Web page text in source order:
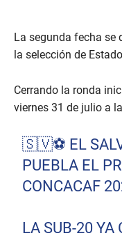
La segunda fecha se
la selección de
Cerrando la ronda
viernes 31 de julio a
🇸🇻⚽ EL
PUEBLA EL
CONCACAF
LA SUB-20 YA